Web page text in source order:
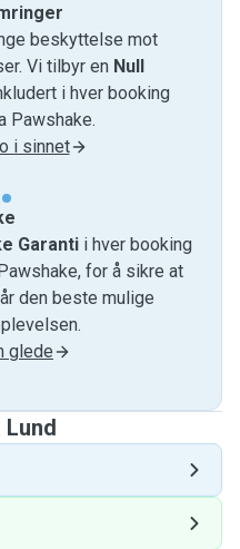
beskyttelse mot
Vi tilbyr en Null
i hver booking
Pawshake.
i sinnet
Garantii hver booking
for å sikre at
den beste mulige
glede